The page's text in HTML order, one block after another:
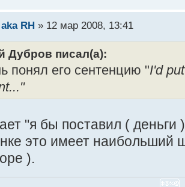
RH » 12 мар 2008, 13:41
Дубров писал(а):
понял его сентенцию "I'd
"я бы поставил (
это имеет наибольший
).